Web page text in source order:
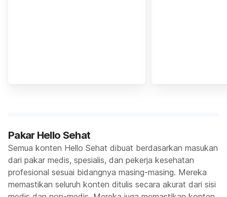
Pakar Hello Sehat
Semua konten Hello Sehat dibuat berdasarkan masukan
dari pakar medis, spesialis, dan pekerja kesehatan
profesional sesuai bidangnya masing-masing. Mereka
memastikan seluruh konten ditulis secara akurat dari sisi